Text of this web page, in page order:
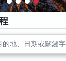
的地、日期或關鍵字